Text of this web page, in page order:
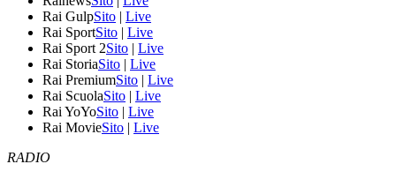
Rai GulpSito | Live
Rai SportSito | Live
Rai Sport 2Sito | Live
Rai StoriaSito | Live
Rai PremiumSito | Live
Rai ScuolaSito | Live
Rai YoYoSito | Live
Rai MovieSito | Live
RADIO